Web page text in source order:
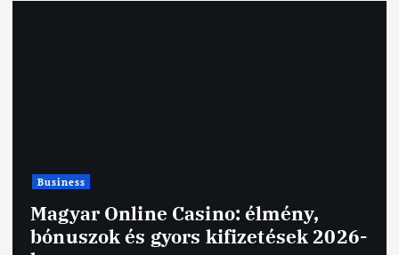
Business
Magyar Online Casino: élmény,
bónuszok és gyors kifizetések 2026-